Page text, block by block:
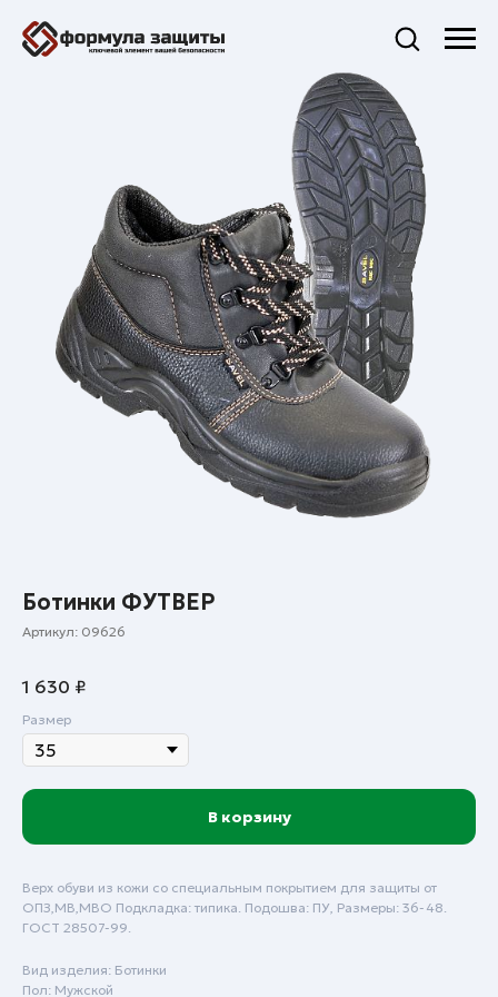
Ботинки ФУТВЕР
Артикул: 09626
1 630 ₽
Размер
В корзину
Верх обуви из кожи со специальным покрытием для защиты от
ОПЗ,МВ,МВО Подкладка: типика. Подошва: ПУ, Размеры: 36-48.
ГОСТ 28507-99.
Вид изделия: Ботинки
Пол: Мужской
Пн - Пт: с 9:00 до 18:00